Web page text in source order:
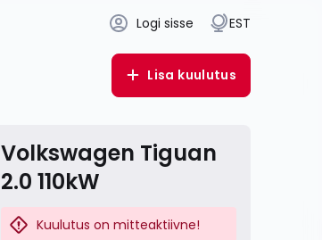
Logi sisse EST
Lisa kuulutus
Volkswagen Tiguan
2.0 110kW
Kuulutus on mitteaktiivne!